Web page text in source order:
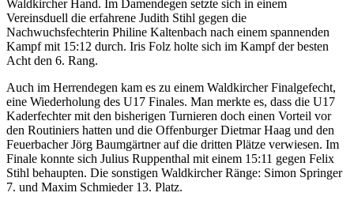
Waldkircher Hand. Im Damendegen setzte sich in einem
Vereinsduell die erfahrene Judith Stihl gegen die
Nachwuchsfechterin Philine Kaltenbach nach einem spannenden
Kampf mit 15:12 durch. Iris Folz holte sich im Kampf der besten
Acht den 6. Rang.
Auch im Herrendegen kam es zu einem Waldkircher Finalgefecht,
eine Wiederholung des U17 Finales. Man merkte es, dass die U17
Kaderfechter mit den bisherigen Turnieren doch einen Vorteil vor
den Routiniers hatten und die Offenburger Dietmar Haag und den
Feuerbacher Jörg Baumgärtner auf die dritten Plätze verwiesen. Im
Finale konnte sich Julius Ruppenthal mit einem 15:11 gegen Felix
Stihl behaupten. Die sonstigen Waldkircher Ränge: Simon Springer
7. und Maxim Schmieder 13. Platz.